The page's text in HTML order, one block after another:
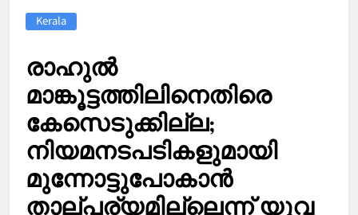
Kerala
രാഹുൽ
മാങ്കൂട്ടത്തിലിനെതിരെ
കേസെടുക്കില്ല;
നിയമനടപടികളുമായി
മുന്നോട്ടുപോകാൻ
താല്പര്യമില്ലെന്ന് യുവ